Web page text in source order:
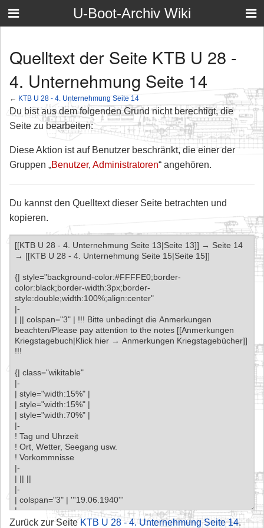
U-Boot-Archiv Wiki
Quelltext der Seite KTB U 28 -
4. Unternehmung Seite 14
← KTB U 28 - 4. Unternehmung Seite 14
Du bist aus dem folgenden Grund nicht berechtigt, die
Seite zu bearbeiten:
Diese Aktion ist auf Benutzer beschränkt, die einer der
Gruppen „Benutzer, Administratoren“ angehören.
Du kannst den Quelltext dieser Seite betrachten und
kopieren.
Zurück zur Seite KTB U 28 - 4. Unternehmung Seite 14.